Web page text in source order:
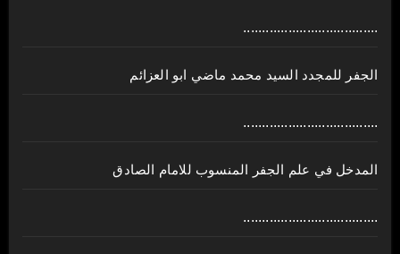
....................................
الجفر للمجدد السيد محمد ماضي ابو العزائم
....................................
المدخل في علم الجفر المنسوب للامام الصادق
....................................